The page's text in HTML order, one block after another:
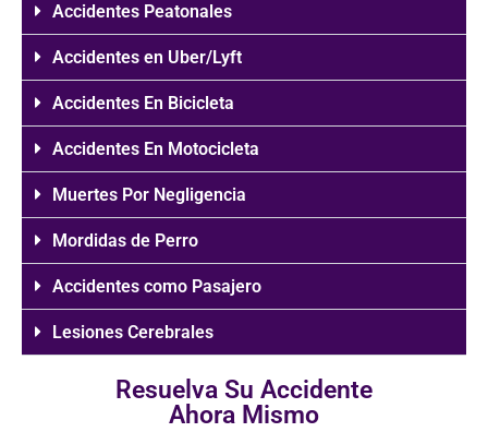
Accidentes Peatonales
Accidentes en Uber/Lyft
Accidentes En Bicicleta
Accidentes En Motocicleta
Muertes Por Negligencia
Mordidas de Perro
Accidentes como Pasajero
Lesiones Cerebrales
Resuelva Su Accidente
Ahora Mismo